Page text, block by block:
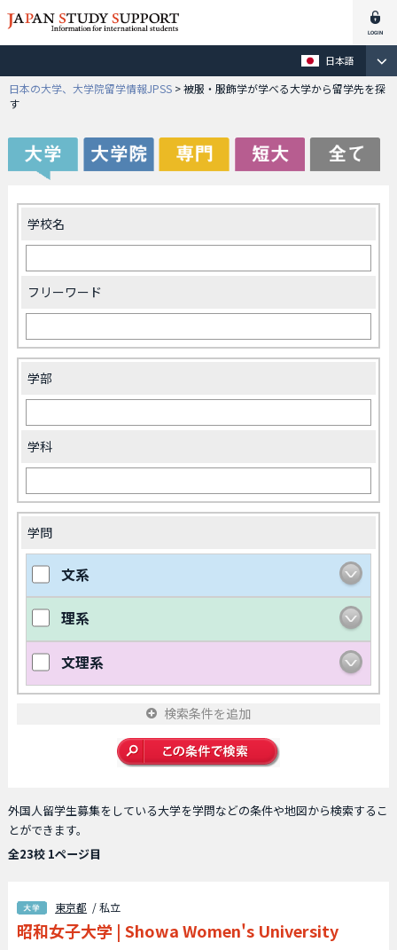
日本語
日本の大学、大学院留学情報JPSS >被服・服飾学が学べる大学から留学先を探
す
学校名
フリーワード
学部
学科
学問
文系
理系
文理系
検索条件を追加
外国人留学生募集をしている大学を学問などの条件や地図から検索するこ
とができます。
全23校 1ページ目
東京都 / 私立
昭和女子大学 | Showa Women's University